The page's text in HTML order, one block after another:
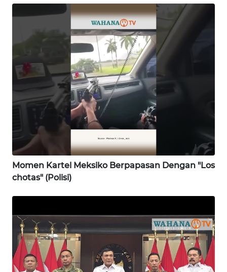
Momen Kartel Meksiko Berpapasan Dengan "Los
chotas" (Polisi)
SERDANG
TEBING
TINGGI
PAKPAK
WN
KARAWANG
WN
WN
BOGOR
WN
DEPOK